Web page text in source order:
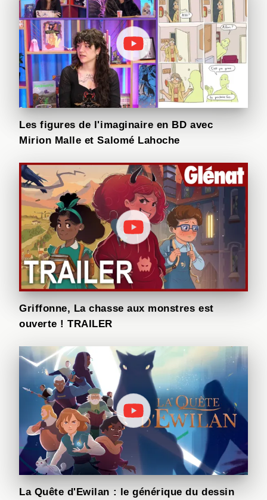
Les figures de l'imaginaire en BD avec
Mirion Malle et Salomé Lahoche
Griffonne, La chasse aux monstres est
ouverte ! TRAILER
La Quête d'Ewilan : le générique du dessin